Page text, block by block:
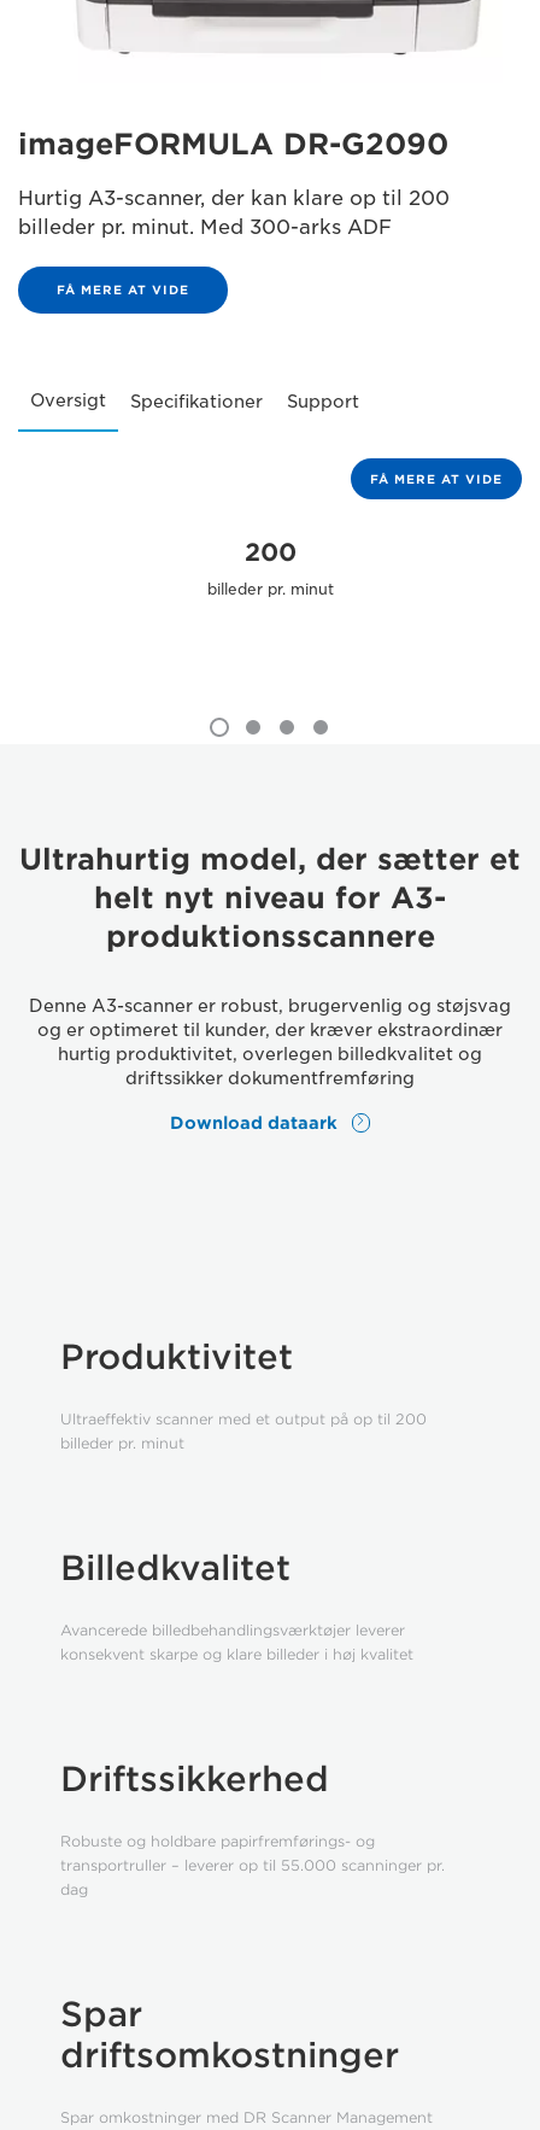
imageFORMULA DR-G2090
Hurtig A3-scanner, der kan klare op til 200
billeder pr. minut. Med 300-arks ADF
FÅ MERE AT VIDE
Oversigt Specifikationer Support
FÅ MERE AT VIDE
200
billeder pr. minut
Ultrahurtig model, der sætter et
helt nyt niveau for A3-
produktionsscannere
Denne A3-scanner er robust, brugervenlig og støjsvag
og er optimeret til kunder, der kræver ekstraordinær
hurtig produktivitet, overlegen billedkvalitet og
driftssikker dokumentfremføring
Download dataark
Produktivitet
Ultraeffektiv scanner med et output på op til 200
billeder pr. minut
Billedkvalitet
Avancerede billedbehandlingsværktøjer leverer
konsekvent skarpe og klare billeder i høj kvalitet
Driftssikkerhed
Robuste og holdbare papirfremførings- og
transportruller – leverer op til 55.000 scanninger pr.
dag
Spar
driftsomkostninger
Spar omkostninger med DR Scanner Management